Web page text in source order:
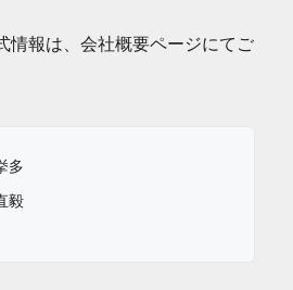
情報は、会社概要ページにてご
多
毅